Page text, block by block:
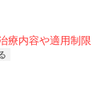
療内容や適用制限